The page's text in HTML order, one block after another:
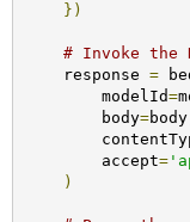
})
# Invoke the
    response
=
        modelId
=
        body
=body
        accept
=
)